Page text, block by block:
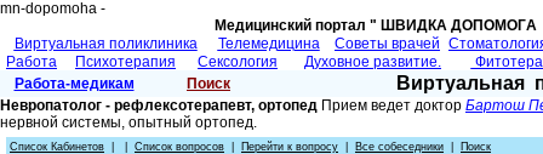
mn-dopomoha -
Медицинский портал " ШВИДКА
Виртуальная поликлиника
Телемедицина Советы врачей
Работа
Психотерапия Сексология Духовное развитие.
Работа-медикам
Поиск Виртуальная
Невропатолог - рефлексотерапевт, ортопед Прием ведет доктор Бартош
нервной системы, опытный ортопед.
Список Кабинетов Список вопросов Перейти к вопросу Все собеседники Поиск